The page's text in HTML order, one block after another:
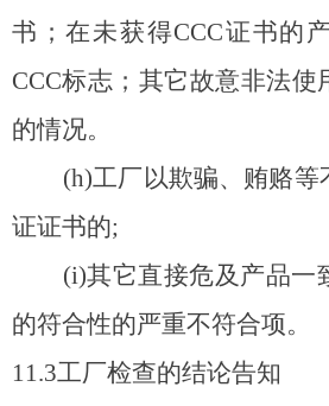
书；在未获得CCC证书的
CCC标志；其它故意非法使
的情况。
(h)工厂以欺骗、贿赂等
证证书的;
(i)其它直接危及产品一
的符合性的严重不符合项。
11.3工厂检查的结论告知